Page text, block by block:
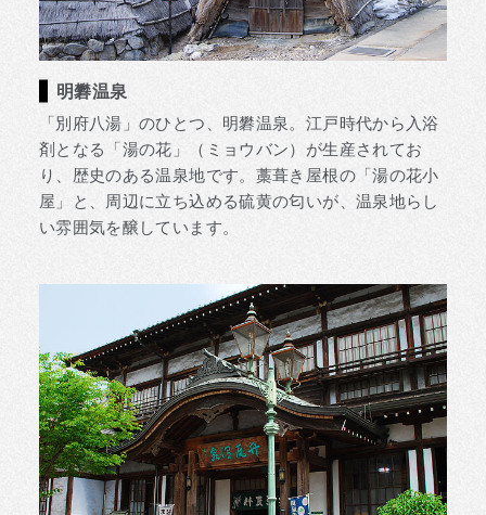
明礬温泉
「別府八湯」のひとつ、明礬温泉。江戸時代から入浴
剤となる「湯の花」（ミョウバン）が生産されてお
り、歴史のある温泉地です。藁葺き屋根の「湯の花小
屋」と、周辺に立ち込める硫黄の匂いが、温泉地らし
い雰囲気を醸しています。